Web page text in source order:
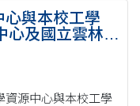
心與本校工學
心及國立雲林科